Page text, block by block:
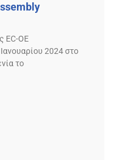
ΕC-ΟΕ
2024 στο
το